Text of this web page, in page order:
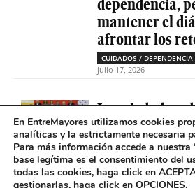
dependencia,
mantener el
afrontar los
CUIDADOS / DEPENDENCIA
julio 17, 2026
La soledad no
cinco veces
personas que
problemas de
SOLEDAD NO DESEADA
En EntreMayores utilizamos cookies
analíticas y la estrictamente necesaria
Para más información accede a nuestra
base legítima es el consentimiento del
todas las cookies, haga click en
gestionarlas, haga click en OPCIONES.